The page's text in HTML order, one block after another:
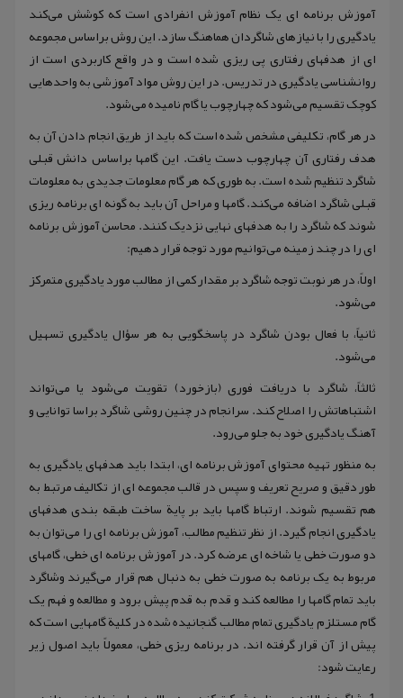
آموزش برنامه ای یک نظام آموزش انفرادی است که کوشش می‌کند
یادگیری را با نیازهای شاگردان هماهنگ سازد. این روش براساس مجموعه
ای از هدفهای رفتاری پی ریزی شده است و در واقع کاربردی است از
روانشناسی یادگیری در تدریس. در این روش مواد آموزشی به واحدهایی
کوچک تقسیم می‌شود که چهارچوب یا گام نامیده می‌شود.
در هر گام، تکلیفی مشخص شده است که باید از طریق انجام دادن آن به
هدف رفتاری آن چهارچوب دست یافت. این گامها براساس دانش قبلی
شاگرد تنظیم شده است. به طوری که هر گام معلومات جدیدی به معلومات
قبلی شاگرد اضافه می‌کند. گامها و مراحل آن باید به گونه ای برنامه ریزی
شوند که شاگرد را به هدفهای نهایی نزدیک کنند. محاسن آموزش برنامه
ای را در چند زمینه می‌توانیم مورد توجه قرار دهیم:
اولاً، در هر نوبت توجه شاگرد بر مقدار کمی از مطالب مورد یادگیری متمرکز
می‌شود.
ثانیاً، با فعال بودن شاگرد در پاسخگویی به هر سؤال یادگیری تسهیل
می‌شود.
ثالثاً، شاگرد با دریافت فوری (بازخورد) تقویت می‌شود یا می‌تواند
اشتباهاتش را اصلاح کند. سرانجام در چنین روشی شاگرد براسا توانایی و
آهنگ یادگیری خود به جلو می‌رود.
به منظور تهیه محتوای آموزش برنامه ای، ابتدا باید هدفهای یادگیری به
طور دقیق و صریح تعریف و سپس در قالب مجموعه ای از تکالیف مرتبط به
هم تقسیم شوند. ارتباط گامها باید بر پایة ساخت طبقه بندی هدفهای
یادگیری انجام گیرد. از نظر تنظیم مطالب، آموزش برنامه ای را می‌توان به
دو صورت خطی یا شاخه ای عرضه کرد. در آموزش برنامه ای خطی، گامهای
مربوط به یک برنامه به صورت خطی به دنبال هم قرار می‌گیرند وشاگرد
باید تمام گامها را مطالعه کند و قدم به قدم پیش برود و مطالعه و فهم یک
گام مستلزم یادگیری تمام مطالب گنجانیده شده در کلیة گامهایی است که
پیش از آن قرار گرفته اند. در برنامه ریزی خطی، معمولاً باید اصول زیر
رعایت شود: